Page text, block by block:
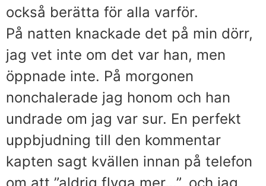
också berätta för alla varför.
På natten knackade det på min dörr,
jag vet inte om det var han, men
öppnade inte. På morgonen
nonchalerade jag honom och han
undrade om jag var sur. En perfekt
uppbjudning till den kommentar
kapten sagt kvällen innan på telefon